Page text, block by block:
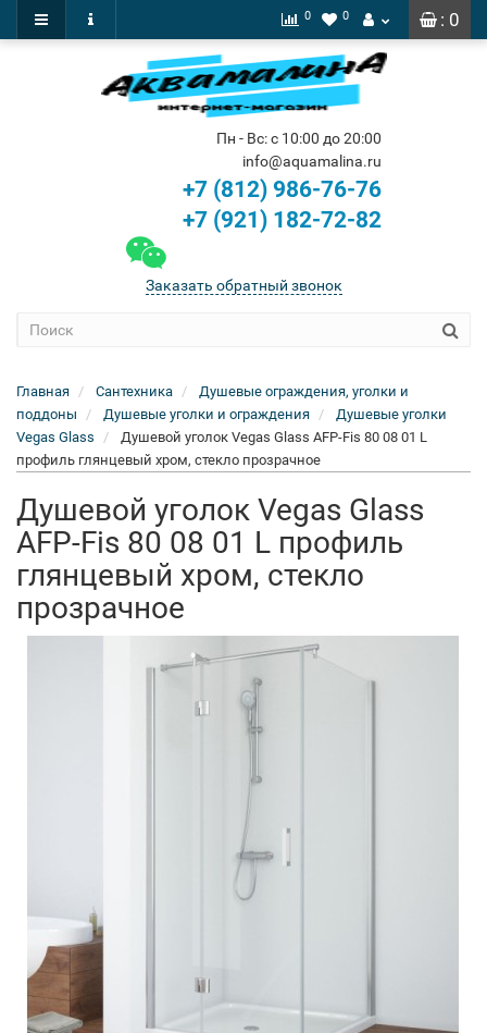
: 0
0 0
Пн - Вс: с 10:00 до 20:00
info@aquamalina.ru
+7 (812) 986-76-76
+7 (921) 182-72-82
Заказать обратный звонок
Главная Сантехника
Душевые ограждения, уголки и
поддоны
Душевые уголки и ограждения
Душевые уголки
Vegas Glass
Душевой уголок Vegas Glass AFP-Fis 80 08 01 L
профиль глянцевый хром, стекло прозрачное
Душевой уголок Vegas Glass
AFP-Fis 80 08 01 L профиль
глянцевый хром, стекло
прозрачное